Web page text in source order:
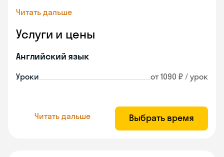
Читать дальше
Услуги и цены
Английский язык
Уроки от 1090 ₽ / урок
Читать дальше Выбрать время